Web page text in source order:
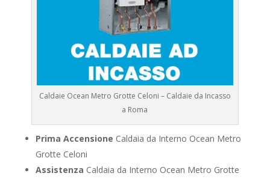
Caldaie Ocean Metro Grotte Celoni – Caldaie da Incasso
a Roma
Prima Accensione Caldaia da Interno Ocean Metro
Grotte Celoni
Assistenza Caldaia da Interno Ocean Metro Grotte